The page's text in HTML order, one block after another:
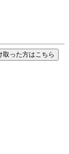
取った方はこちら